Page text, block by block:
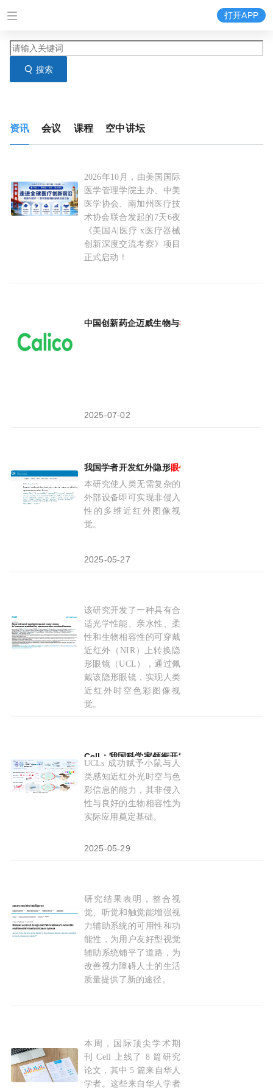
搜索
打开APP
资讯 会议 课程 空中讲坛
斯坦福/英伟达/谷歌/Dexcom等全球标杆机构深
2026年10月，由美国国际
医学管理学院主办、中美
医学协会、南加州医疗技
术协会联合发起的7天6夜
《美国A|医疗 x医疗器械
创新深度交流考察》项目
正式启动！
中国创新药企迈威生物与谷歌
2025-07-02
我国学者开发红外隐形眼镜
本研究使人类无需复杂的
外部设备即可实现非侵入
性的多维近红外图像视
觉。
2025-05-27
Cell：突破人类视觉极限，我国学者开发红外隐形
该研究开发了一种具有合
适光学性能、亲水性、柔
性和生物相容性的可穿戴
近红外（NIR）上转换隐
形眼镜（UCL），通过佩
戴该隐形眼镜，实现人类
近红外时空色彩图像视
觉。
Cell：我国科学家领衔开发出让小鼠和人类在黑
UCLs 成功赋予小鼠与人
类感知近红外光时空与色
彩信息的能力，其非侵入
性与良好的生物相容性为
实际应用奠定基础。
2025-05-29
Nature头条：上海交大顾磊磊团队开发AI
研究结果表明，整合视
觉、听觉和触觉能增强视
力辅助系统的可用性和功
能性，为用户友好型视觉
辅助系统铺平了道路，为
改善视力障碍人士的生活
质量提供了新的途径。
华人学者本周发表5篇Cell论文：超越达尔文进
本周，国际顶尖学术期
刊 Cell 上线了 8 篇研究
论文，其中 5 篇来自华人
学者。这些来自华人学者